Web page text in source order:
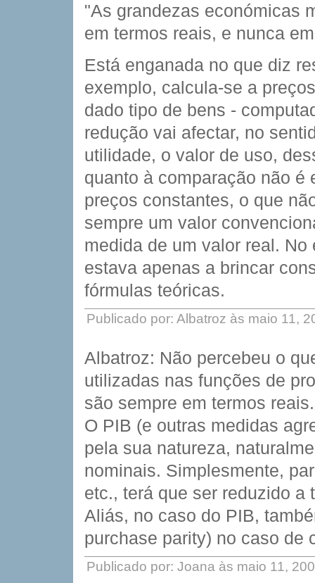
"As grandezas económicas
em termos reais, e nunca
Está enganada no que diz
exemplo, calcula-se a
dado tipo de bens -
redução vai afectar, no
utilidade, o valor de uso,
quanto à comparação não é
preços constantes, o que
sempre um valor
medida de um valor real.
estava apenas a brincar
fórmulas teóricas.
Publicado por: Albatroz às maio 11,
Albatroz: Não percebeu o
utilizadas nas funções de
são sempre em termos reais.
O PIB (e outras medidas
pela sua natureza,
nominais. Simplesmente,
etc., terá que ser reduzido a
Aliás, no caso do PIB,
purchase parity) no caso de
Publicado por: Joana às maio 11,